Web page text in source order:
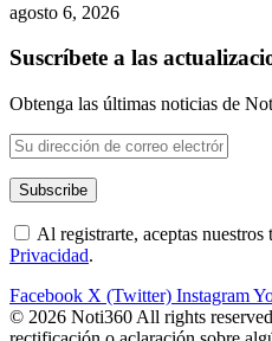
agosto 6, 2026
Suscríbete a las
Obtenga las últimas noticias de
Al registrarte, aceptas nuestros
Privacidad.
Facebook X (Twitter) Instagram
© 2026 Noti360 All rights